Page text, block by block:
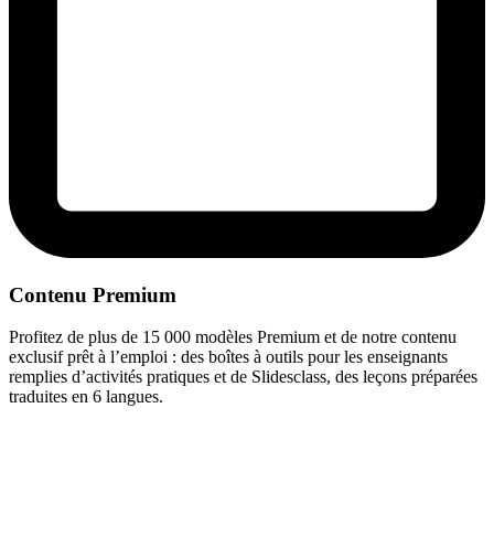
Contenu Premium
Profitez de plus de 15 000 modèles Premium et de notre contenu
exclusif prêt à l’emploi : des boîtes à outils pour les enseignants
remplies d’activités pratiques et de Slidesclass, des leçons préparées
traduites en 6 langues.